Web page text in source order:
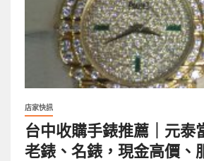
店家快訊
台中收購手錶推薦｜元泰
老錶、名錶，現金高價、